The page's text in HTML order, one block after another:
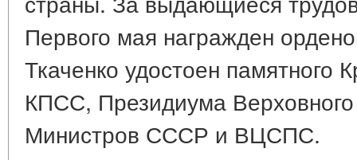
Первого мая награжден
Ткаченко удостоен памятного
КПСС, Президиума
Министров СССР и ВЦСПС.